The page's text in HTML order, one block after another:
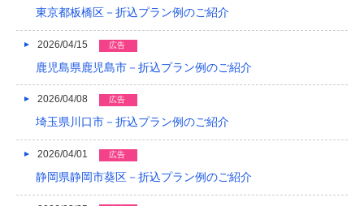
2022/11
2022/10
2022/09
2022/08
2022/07
2022/06
2022/05
東京都板橋区－折込プラン例のご紹介
2026/04/15 広告
鹿児島県鹿児島市－折込プラン例のご紹介
2026/04/08 広告
埼玉県川口市－折込プラン例のご紹介
2026/04/01 広告
静岡県静岡市葵区－折込プラン例のご紹介